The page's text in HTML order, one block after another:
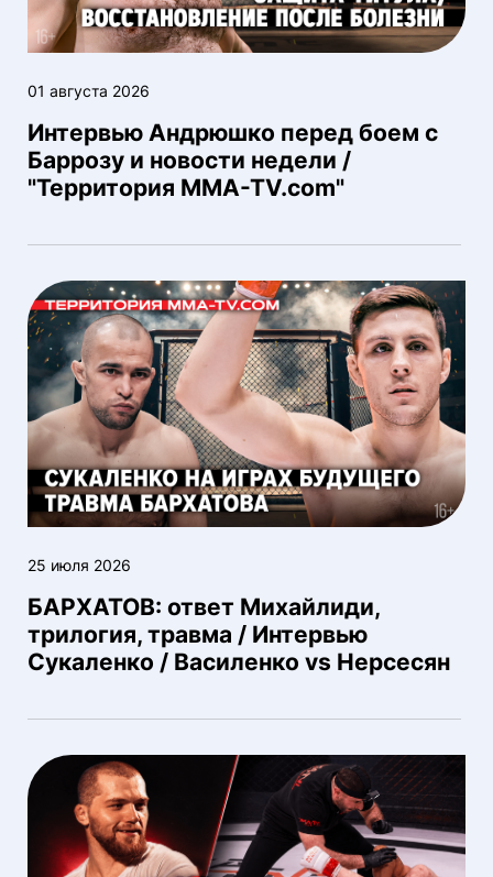
01 августа 2026
Интервью Андрюшко перед боем с
Баррозу и новости недели /
"Территория MMA-TV.com"
25 июля 2026
БАРХАТОВ: ответ Михайлиди,
трилогия, травма / Интервью
Сукаленко / Василенко vs Нерсесян